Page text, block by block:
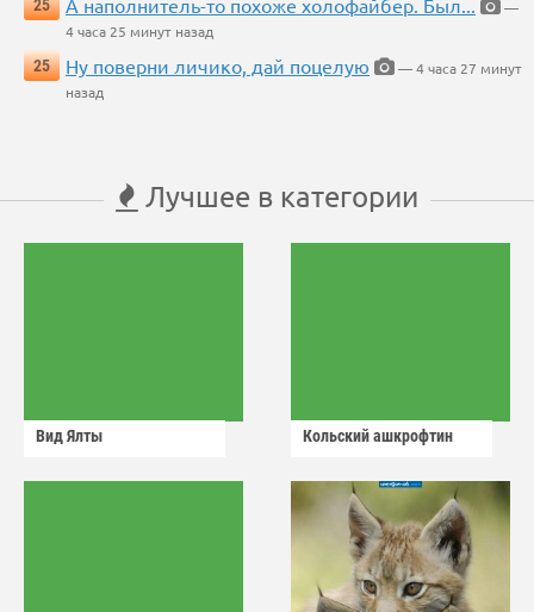
25
А наполнитель-то похоже холофайбер. Был...
—
4 часа 25 минут назад
25
Ну поверни личико, дай поцелую
— 4 часа 27 минут
назад
Лучшее в категории
Вид Ялты Кольский ашкрофтин